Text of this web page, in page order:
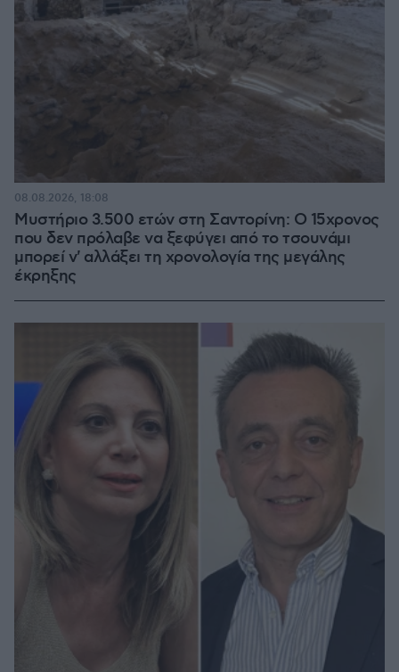
Μυστήριο 3.500 ετών στη Σαντορίνη: Ο 15χρονος
που δεν πρόλαβε να ξεφύγει από το τσουνάμι
μπορεί ν' αλλάξει τη χρονολογία της μεγάλης
έκρηξης
08.08.2026, 18:08